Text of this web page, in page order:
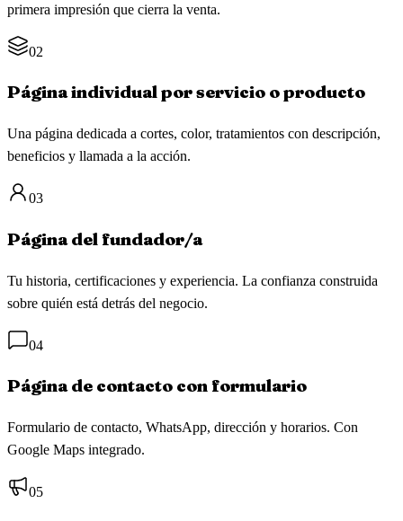
primera impresión que cierra la venta.
02
Página individual por servicio o producto
Una página dedicada a cortes, color, tratamientos con descripción,
beneficios y llamada a la acción.
03
Página del fundador/a
Tu historia, certificaciones y experiencia. La confianza construida
sobre quién está detrás del negocio.
04
Página de contacto con formulario
Formulario de contacto, WhatsApp, dirección y horarios. Con
Google Maps integrado.
05